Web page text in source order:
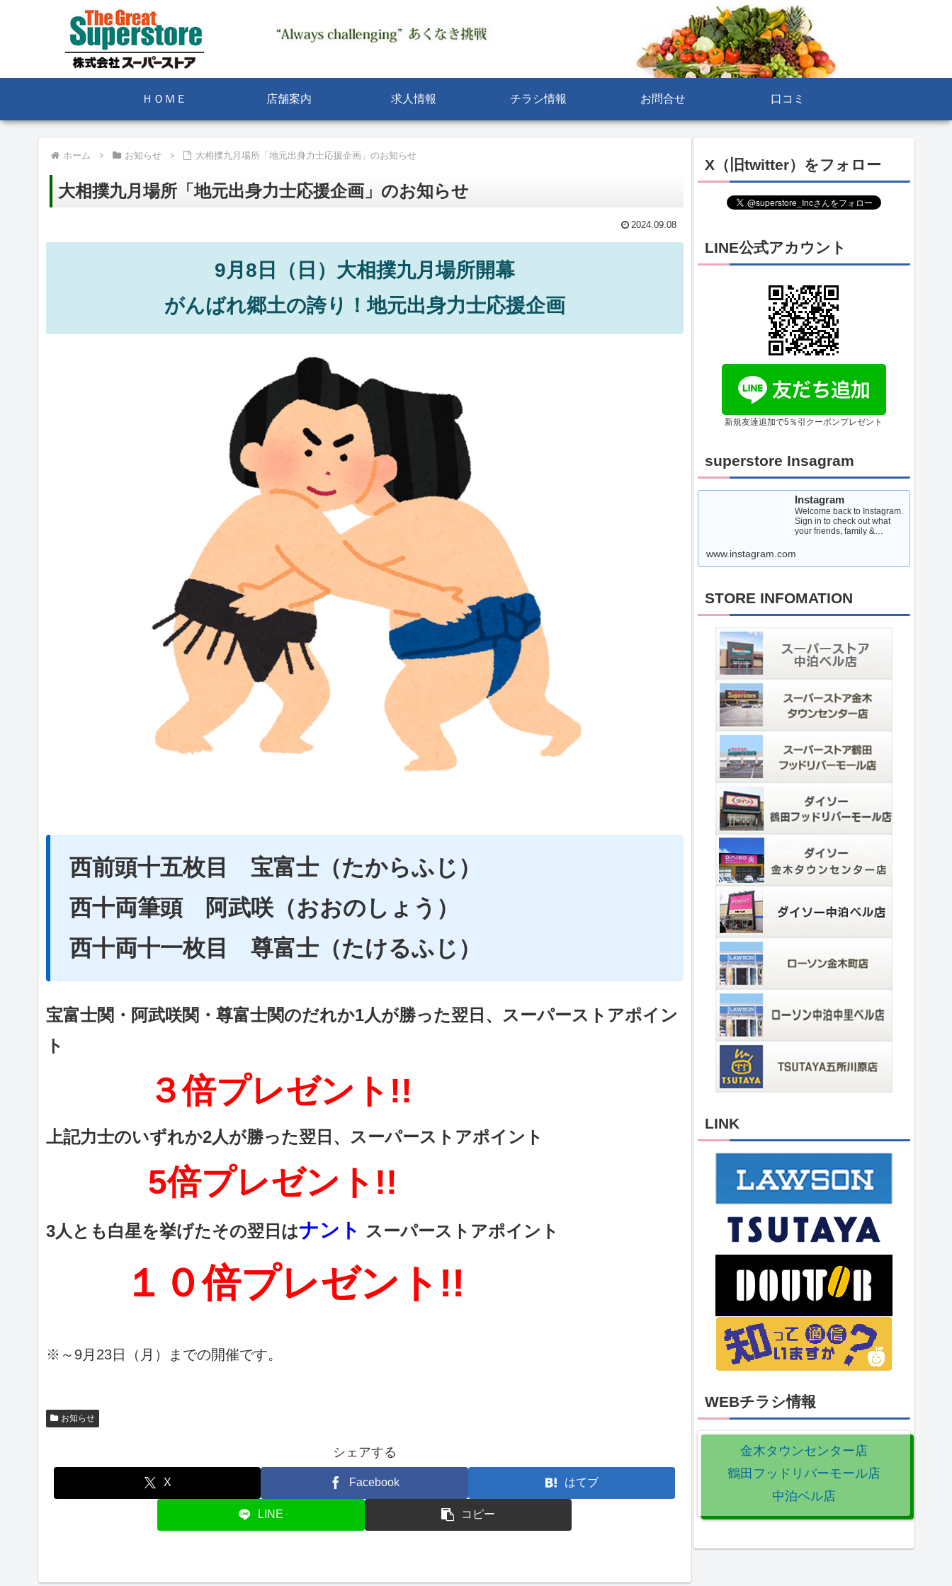
ＨＯＭＥ 店舗案内 求人情報 チラシ情報 お問合せ 口コミ
ホーム お知らせ 大相撲九月場所「地元出身力士応援企画」のお知らせ
大相撲九月場所「地元出身力士応援企画」のお知らせ
2024.09.08
9月8日（日）大相撲九月場所開幕
がんばれ郷土の誇り！地元出身力士応援企画
西前頭十五枚目 宝富士（たからふじ）
西十両筆頭 阿武咲（おおのしょう）
西十両十一枚目 尊富士（たけるふじ）
宝富士関・阿武咲関・尊富士関のだれか1人が勝った翌日、スーパーストアポイン
ト
３倍プレゼント!!
上記力士のいずれか2人が勝った翌日、スーパーストアポイント
5倍プレゼント!!
3人とも白星を挙げたその翌日はナント スーパーストアポイント
１０倍プレゼント!!
※～9月23日（月）までの開催です。
お知らせ
シェアする
X Facebook はてブ
LINE コピー
X（旧twitter）をフォロー
LINE公式アカウント
新規友達追加で5％引クーポンプレゼント
superstore Insagram
Instagram
Welcome back to Instagram.
Sign in to check out what
your friends, family &
capturing & sharing arou...
www.instagram.com
STORE INFOMATION
LINK
WEBチラシ情報
金木タウンセンター店
鶴田フッドリバーモール店
中泊ベル店